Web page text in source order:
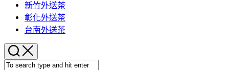
新竹外送茶
彰化外送茶
台南外送茶